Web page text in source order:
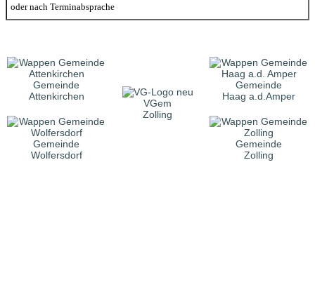
oder nach Terminabsprache
Gemeinde
Attenkirchen
VGem
Zolling
Gemeinde
Haag a.d.Amper
Gemeinde
Wolfersdorf
Gemeinde
Zolling